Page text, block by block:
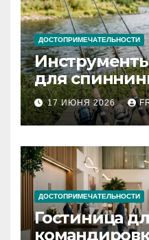
ДОСТОПРИМЕЧАТЕЛЬНОСТИ
для
рыбалки:
типы
17 ИЮНЯ 2026
ДОСТОПРИМЕЧАТЕЛЬНОСТИ
Гостиница